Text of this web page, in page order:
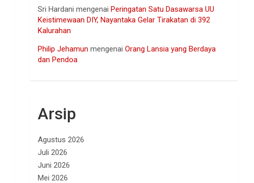
Sri Hardani mengenaiPeringatan Satu Dasawarsa UU
Keistimewaan DIY, Nayantaka Gelar Tirakatan di 392
Kalurahan
Philip Jehamun mengenaiOrang Lansia yang Berdaya
dan Pendoa
Arsip
Agustus 2026
Juli 2026
Juni 2026
Mei 2026